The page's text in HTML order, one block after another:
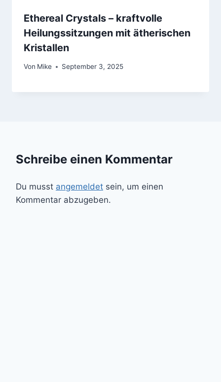
Ethereal Crystals – kraftvolle
Heilungssitzungen mit ätherischen
Kristallen
Von Mike September 3, 2025
Schreibe einen Kommentar
Du musst angemeldet sein, um einen
Kommentar abzugeben.